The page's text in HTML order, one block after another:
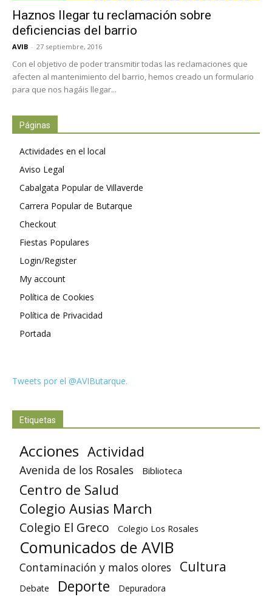
Haznos llegar tu reclamación sobre
deficiencias del barrio
AVIB - 27 septiembre, 2016
Con el objetivo de poder transmitir todas las reclamaciones que
afecten al mantenimiento del barrio, hemos creado un formulario
para que nos hagáis llegar...
Páginas
Actividades en el local
Aviso Legal
Cabalgata Popular de Villaverde
Carrera Popular de Butarque
Checkout
Fiestas Populares
Login/Register
My account
Política de Cookies
Política de Privacidad
Portada
Tweets por el @AVIButarque.
Etiquetas
Acciones Actividad
Avenida de los Rosales Biblioteca
Centro de Salud
Colegio Ausias March
Colegio El Greco Colegio Los Rosales
Comunicados de AVIB
Contaminación y malos olores Cultura
Debate Deporte Depuradora